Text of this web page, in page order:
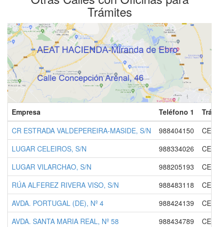
Trámites
Empresa Teléfono 1
CR ESTRADA VALDEPEREIRA-MASIDE, S/N
988404150
LUGAR CELEIROS, S/N
988334026
LUGAR VILARCHAO, S/N
988205193
RÚA ALFEREZ RIVERA VISO, S/N
988483118
AVDA. PORTUGAL (DE), Nº 4
988424139
AVDA. SANTA MARIA REAL, Nº 58
988434789